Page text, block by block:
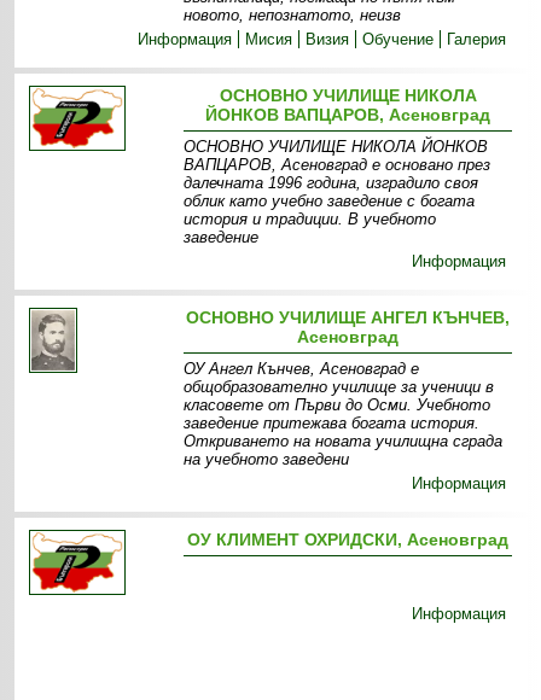
новото, непознатото, неизв
Информация
Мисия Визия Обучение Галерия
ОСНОВНО УЧИЛИЩЕ НИКОЛА
ЙОНКОВ ВАПЦАРОВ, Асеновград
ОСНОВНО УЧИЛИЩЕ НИКОЛА ЙОНКОВ
ВАПЦАРОВ, Асеновград е основано през
далечната 1996 година, изградило своя
облик като учебно заведение с богата
история и традиции. В учебното
заведение
Информация
ОСНОВНО УЧИЛИЩЕ АНГЕЛ КЪНЧЕВ,
Асеновград
ОУ Ангел Кънчев, Асеновград е
общобразователно училище за ученици в
класовете от Първи до Осми. Учебното
заведение притежава богата история.
Откриването на новата училищна сграда
на учебното заведени
Информация
ОУ КЛИМЕНТ ОХРИДСКИ, Асеновград
Информация